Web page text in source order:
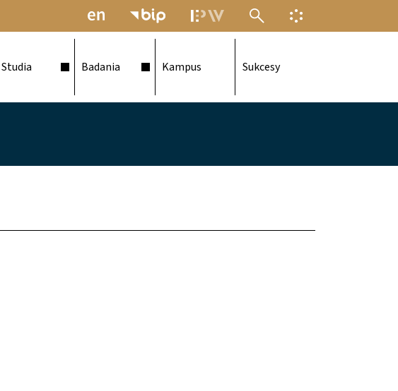
MENU ELEKTRONICZNEJINFORMACJA O
Studia Badania Kampus Sukcesy